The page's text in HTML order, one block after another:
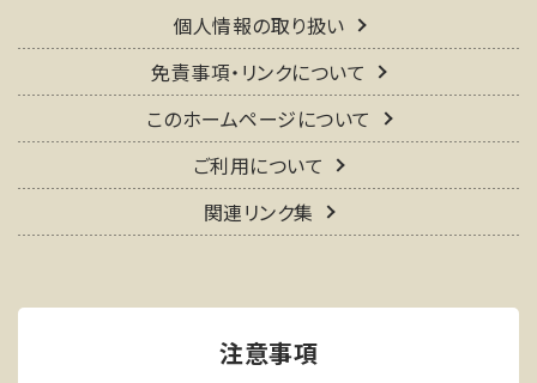
個人情報の取り扱い
免責事項・リンクについて
このホームページについて
ご利用について
関連リンク集
注意事項